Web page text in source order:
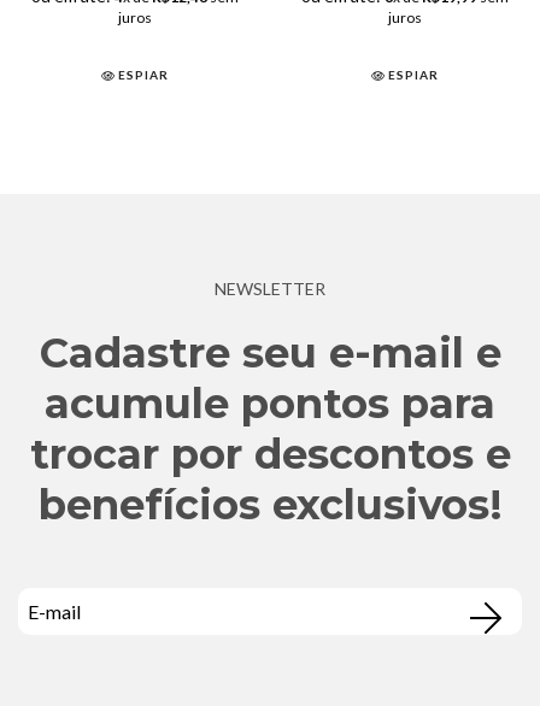
juros
ESPIAR
juros
ESPIAR
NEWSLETTER
Cadastre seu e-mail e
acumule pontos para
trocar por descontos e
benefícios exclusivos!